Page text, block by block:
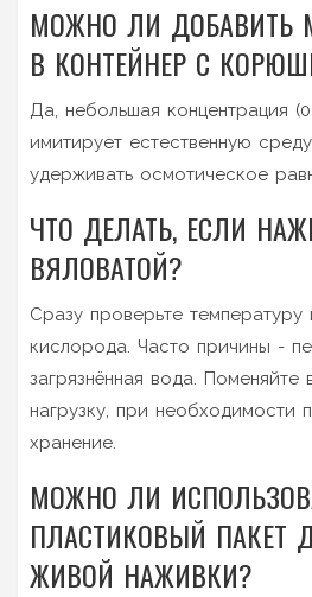
МОЖНО ЛИ ДОБАВИТЬ
В КОНТЕЙНЕР С
Да, небольшая концентрация
имитирует естественную
удерживать осмотическое
ЧТО ДЕЛАТЬ, ЕСЛИ
ВЯЛОВАТОЙ?
Сразу проверьте температуру
кислорода. Часто причины -
загрязнённая вода. Поменяйте
нагрузку, при необходимости
хранение.
МОЖНО ЛИ
ПЛАСТИКОВЫЙ ПАКЕТ
ЖИВОЙ НАЖИВКИ?